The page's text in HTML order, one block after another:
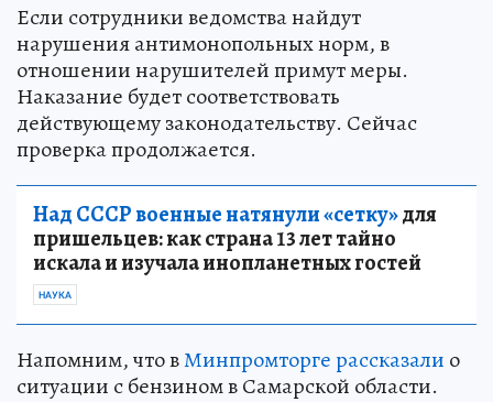
Если сотрудники ведомства найдут
нарушения антимонопольных норм, в
отношении нарушителей примут меры.
Наказание будет соответствовать
действующему законодательству. Сейчас
проверка продолжается.
Над СССР военные натянули «сетку»для
пришельцев: как страна 13 лет тайно
искала и изучала инопланетных гостей
НАУКА
Напомним, что вМинпромторге рассказали о
ситуации с бензином в Самарской области.